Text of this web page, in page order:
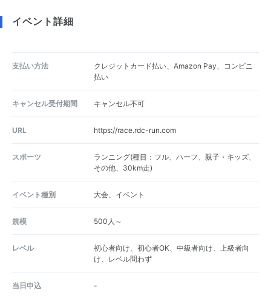
イベント詳細
支払い方法
クレジットカード払い、Amazon Pay、コンビニ
払い
キャンセル受付期間 キャンセル不可
URL https://race.rdc-run.com
スポーツ
ランニング(種目：フル、ハーフ、親子・キッズ、
その他、30km走)
イベント種別 大会、イベント
規模 500人～
レベル
初心者向け、初心者OK、中級者向け、上級者向
け、レベル問わず
当日申込 -